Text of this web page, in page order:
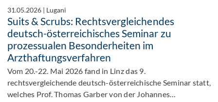
31.05.2026 | Lugani
Suits & Scrubs: Rechtsvergleichendes
deutsch-österreichisches Seminar zu
prozessualen Besonderheiten im
Arzthaftungsverfahren
Vom 20.-22. Mai 2026 fand in Linz das 9.
rechtsvergleichende deutsch-österreichische Seminar statt,
welches Prof. Thomas Garber von der Johannes…